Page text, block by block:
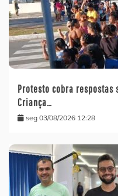
Protesto cobra
Criança…
seg 03/08/2026 12:28